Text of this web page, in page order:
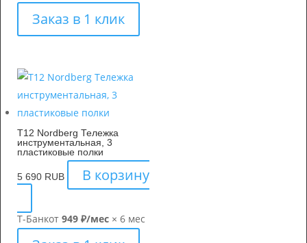
Заказ в 1 клик
T12 Nordberg Тележка
инструментальная, 3
пластиковые полки
5 690 RUB В корзину
Т-Банкот 949 ₽/мес × 6 мес